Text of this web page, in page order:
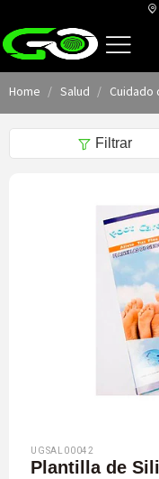
Home Salud Cuidado
Filtrar
UGSAL00042
Plantilla de